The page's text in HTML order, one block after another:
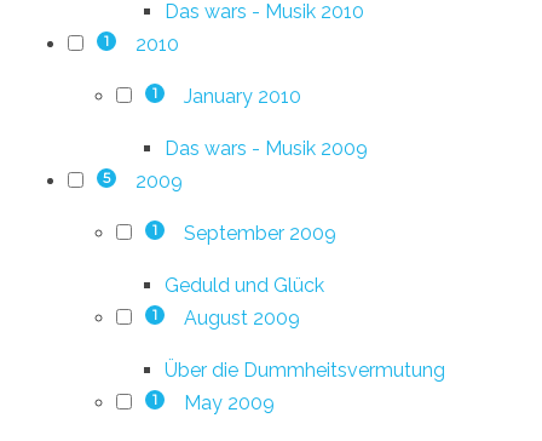
Das wars - Musik 2010
1 2010
1 January 2010
Das wars - Musik 2009
5 2009
1 September 2009
Geduld und Glück
1 August 2009
Über die Dummheitsvermutung
1 May 2009